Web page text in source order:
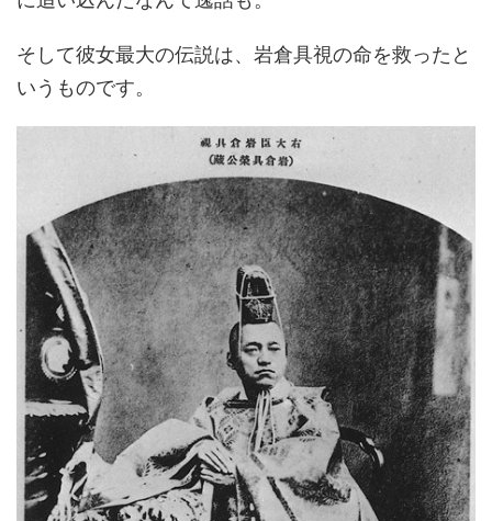
そして彼女最大の伝説は、岩倉具視の命を救ったと
いうものです。